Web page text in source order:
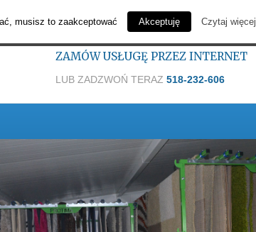
Kontakt
LUB ZADZWOŃ TERAZ 518-232-606
ZAMÓW USŁUGĘ PRZEZ INTERNET
musisz to zaakceptować Akceptuję Czytaj więcej